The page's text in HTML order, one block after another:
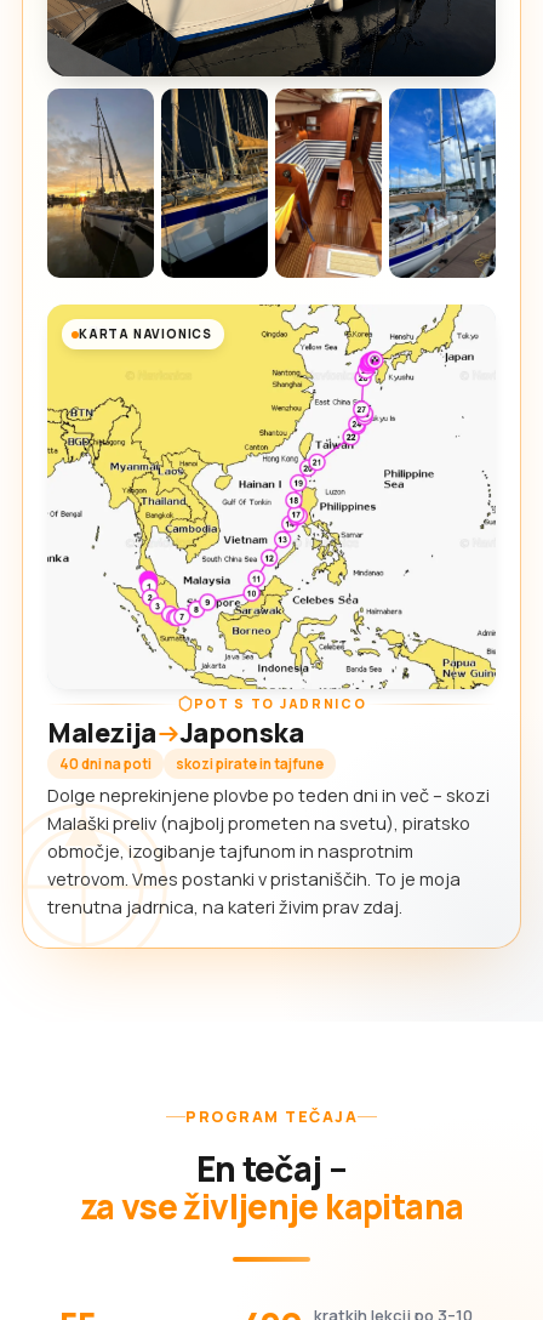
KARTA NAVIONICS
POT S TO JADRNICO
Malezija Japonska
40 dni na poti skozi pirate in tajfune
Dolge neprekinjene plovbe po teden dni in več – skozi
Malaški preliv (najbolj prometen na svetu), piratsko
območje, izogibanje tajfunom in nasprotnim
vetrovom. Vmes postanki v pristaniščih. To je moja
trenutna jadrnica, na kateri živim prav zdaj.
PROGRAM TEČAJA
En tečaj –
za vse življenje kapitana
kratkih lekcij po 3–10